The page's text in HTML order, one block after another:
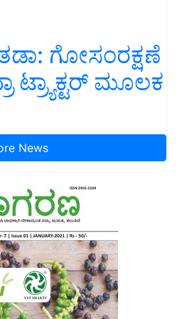
ಗೋಸಂರಕ್ಷಣೆ
ಟ್ರ್ಯಾಕ್ಟರ್ ಮೂಲಕ
News